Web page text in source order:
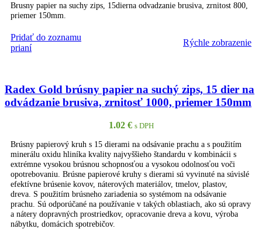
Brusny papier na suchy zips, 15dierna odvadzanie brusiva, zrnitost 800,
priemer 150mm.
Pridať do zoznamu
prianí
Rýchle zobrazenie
Radex Gold brúsny papier na suchý zips, 15 dier na
odvádzanie brusiva, zrnitosť 1000, priemer 150mm
1.02 € s DPH
Brúsny papierový kruh s 15 dierami na odsávanie prachu a s použitím
minerálu oxidu hliníka kvality najvyššieho štandardu v kombinácii s
extrémne vysokou brúsnou schopnosťou a vysokou odolnosťou voči
opotrebovaniu. Brúsne papierové kruhy s dierami sú vyvinuté na súvislé
efektívne brúsenie kovov, náterových materiálov, tmelov, plastov,
dreva. S použitím brúsneho zariadenia so systémom na odsávanie
prachu. Sú odporúčané na používanie v takých oblastiach, ako sú opravy
a nátery dopravných prostriedkov, opracovanie dreva a kovu, výroba
nábytku, domácich spotrebičov.